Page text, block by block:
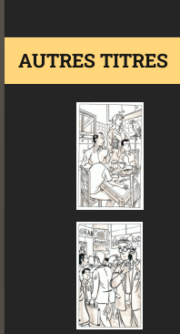
AUTRES TITRES